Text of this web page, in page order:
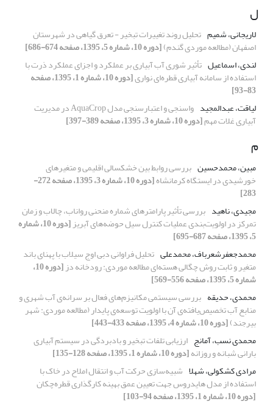
ل
لاریجانی، شمیم تحلیل روند تغییرات تبخیر - تعرق گیاهی در شهرستان
اصفهان (مطالعه موردی گندم)[دوره 10، شماره 5، 1395، صفحه 674-686]
لندی، اسماعیل تأثیر شوری آب آبیاری بر عملکرد و اجزای عملکرد ذرت با
استفاده از سامانه آبیاری قطره‌ای نواری [دوره 10، شماره 1، 1395، صفحه
83-93]
لیاقت، عبدالمجید
واسنجی و اعتبارسنجی مدل AquaCrop در مدیریت
آبیاری غلات مهم[دوره 10، شماره 3، 1395، صفحه 389-397]
م
مبین، محمدحسین بررسی روابط بین خشکسالی اقلیمی و متغیرهای
خورشیدی در ایستگاه کرمانشاه [دوره 10، شماره 3، 1395، صفحه 272-
283]
مجیدی، ناهید بررسی تأثیر پارامترهای شماره منحنی رواناب، چالاب و زمان
تمرکز در اولویت‌‌بندی عملیات کنترل سیل حوضه‌‌های آبریز [دوره 10، شماره
5، 1395، صفحه 687-695]
محمدجعفرشعرباف، محمدعلی تحلیل فراوانی دبی اوج سیلاب‌ با پهنای باند
متغیر و ثابت روش چگالی هسته‌ای مطالعه موردی: رودخانه دز [دوره 10،
شماره 5، 1395، صفحه 556-569]
محمدی، حدیقه بررسی سیستمی مکانیزم‌های فعال بر سرانه‌ی آب شهری و
منابع آب تخصیص‌یافته‌ی آن با اولویت توسعه‌ی پایدار (مطالعه موردی: شهر
بیرجند)[دوره 10، شماره 4، 1395، صفحه 433-443]
محمدی نسب، آمانج ارزیابی تلفات تبخیر و بادبردگی در سیستم آبیاری
بارانی شبانه و روزانه[دوره 10، شماره 1، 1395، صفحه 128-135]
مرادی کشکولی، شهلا شبیه‌سازی حرکت آب و انتقال املاح در خاک با
استفاده از مدل هایدروس جهت تعیین عمق بهینه کارگذاری قطره‌چکان
[دوره 10، شماره 1، 1395، صفحه 94-103]